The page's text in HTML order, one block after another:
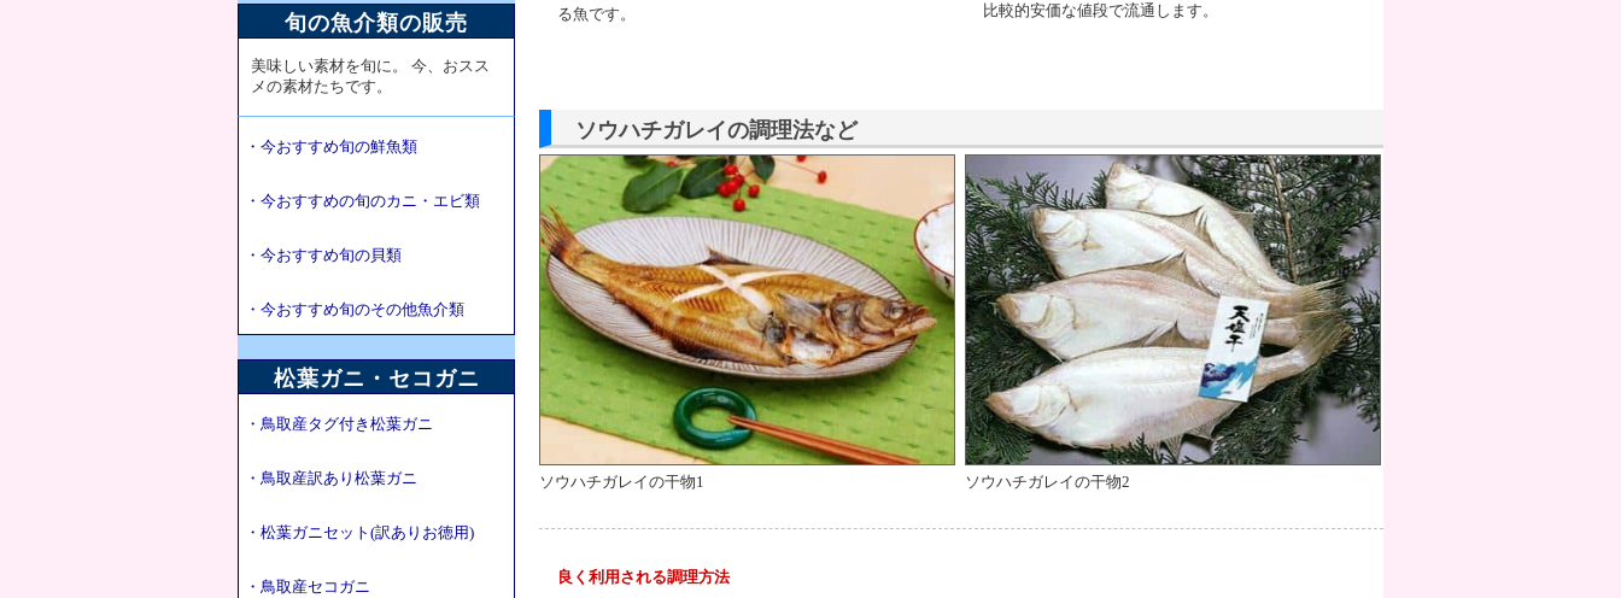
る魚です。
比較的安価な値段で流通します。
ソウハチガレイの調理法など
ソウハチガレイの干物1 ソウハチガレイの干物2
良く利用される調理方法
旬の魚介類の販売
美味しい素材を旬に。 今、おスス
メの素材たちです。
・今おすすめ旬の鮮魚類
・今おすすめの旬のカニ・エビ類
・今おすすめ旬の貝類
・今おすすめ旬のその他魚介類
松葉ガニ・セコガニ
・鳥取産タグ付き松葉ガニ
・鳥取産訳あり松葉ガニ
・松葉ガニセット(訳ありお徳用)
・鳥取産セコガニ